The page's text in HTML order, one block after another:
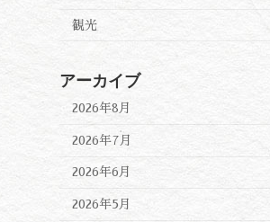
観光
アーカイブ
2026年8月
2026年7月
2026年6月
2026年5月